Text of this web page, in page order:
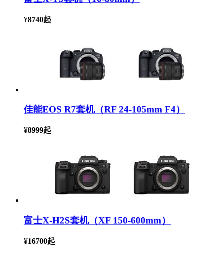
¥8740起
佳能EOS R7套机（RF 24-105mm F4）
¥8999起
富士X-H2S套机（XF 150-600mm）
¥16700起